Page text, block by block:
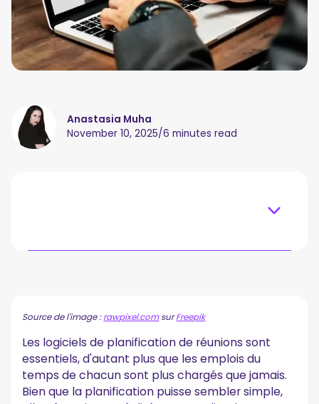
Anastasia Muha
November 10, 2025/6 minutes read
B. Améliorer la communication
D. Améliorer la collaboration
Qu'est-ce qui rend une bonne application de
planification ?
Source de l'image :rawpixel.comsurFreepik
Les logiciels de planification de réunions sont
essentiels, d'autant plus que les emplois du
temps de chacun sont plus chargés que jamais.
Bien que la planification puisse sembler simple,